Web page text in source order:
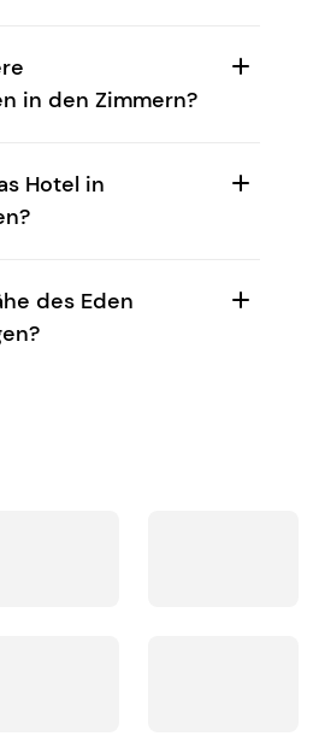
in den Zimmern?
Hotel in
des Eden